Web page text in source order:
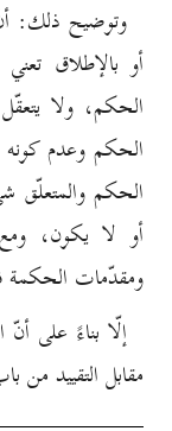
وتوضيح ذلك:
أو بالإطلاق
الحكم، ولا
الحكم وعدم
الحكم والمتعلّق
أو لا يكون،
ومقدّمات الحكمة
إلّا بناءً على
مقابل التقييد من